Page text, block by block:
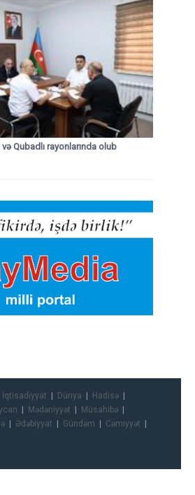
Qubadlı rayonlarında olub
İqtisadiyyat Dünya
Hadisə
Mədəniyyət
Müsahibə
Ədəbiyyat Gündəm
Cəmiyyət